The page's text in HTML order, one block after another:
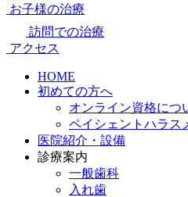
お子様の治療
訪問での治療
アクセス
HOME
初めての方へ
オンライン資格につ
ペイシェントハラス
医院紹介・設備
診療案内
一般歯科
入れ歯